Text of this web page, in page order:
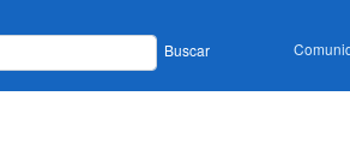
Buscar